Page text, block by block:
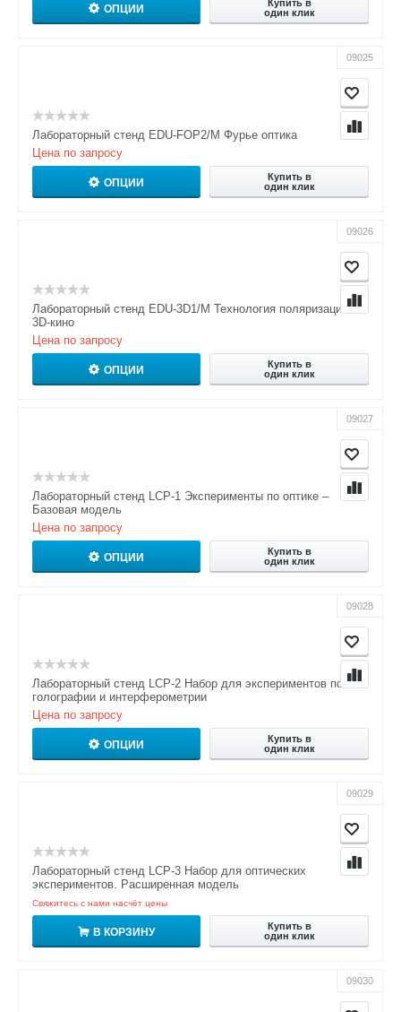
ОПЦИИ
Купить в
один клик
09025
Лабораторный стенд EDU-FOP2/M Фурье оптика
Цена по запросу
ОПЦИИ
Купить в
один клик
09026
Лабораторный стенд EDU-3D1/M Технология поляризации и
3D-кино
Цена по запросу
ОПЦИИ
Купить в
один клик
09027
Лабораторный стенд LCP-1 Эксперименты по оптике –
Базовая модель
Цена по запросу
ОПЦИИ
Купить в
один клик
09028
Лабораторный стенд LCP-2 Набор для экспериментов по
голографии и интерферометрии
Цена по запросу
ОПЦИИ
Купить в
один клик
09029
Лабораторный стенд LCP-3 Набор для оптических
экспериментов. Расширенная модель
Свяжитесь с нами насчёт цены
В КОРЗИНУ
Купить в
один клик
09030